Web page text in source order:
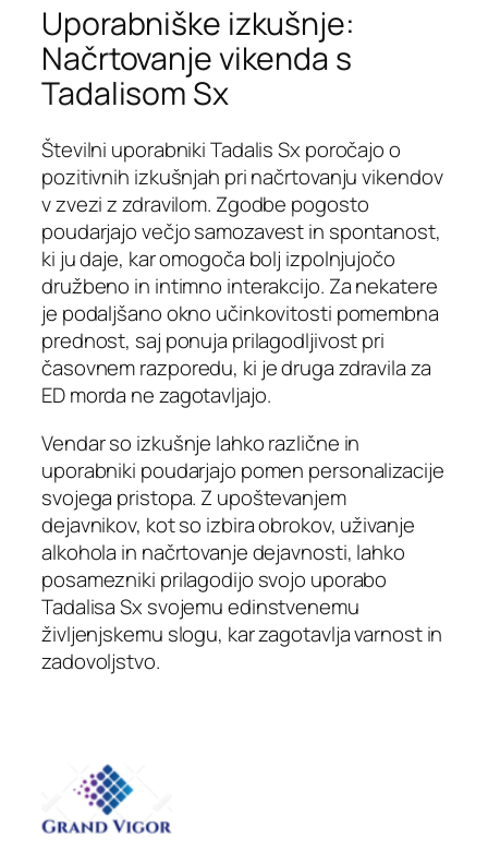
Uporabniške izkušnje:
Načrtovanje vikenda s
Tadalisom Sx
Številni uporabniki Tadalis Sx poročajo o
pozitivnih izkušnjah pri načrtovanju vikendov
v zvezi z zdravilom. Zgodbe pogosto
poudarjajo večjo samozavest in spontanost,
ki ju daje, kar omogoča bolj izpolnjujočo
družbeno in intimno interakcijo. Za nekatere
je podaljšano okno učinkovitosti pomembna
prednost, saj ponuja prilagodljivost pri
časovnem razporedu, ki je druga zdravila za
ED morda ne zagotavljajo.
Vendar so izkušnje lahko različne in
uporabniki poudarjajo pomen personalizacije
svojega pristopa. Z upoštevanjem
dejavnikov, kot so izbira obrokov, uživanje
alkohola in načrtovanje dejavnosti, lahko
posamezniki prilagodijo svojo uporabo
Tadalisa Sx svojemu edinstvenemu
življenjskemu slogu, kar zagotavlja varnost in
zadovoljstvo.